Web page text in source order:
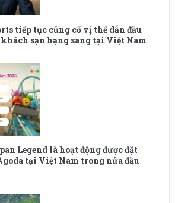
tiếp tục củng cố vị thế dẫn đầu
sạn hạng sang tại Việt Nam
Legend là hoạt động được đặt
tại Việt Nam trong nửa đầu